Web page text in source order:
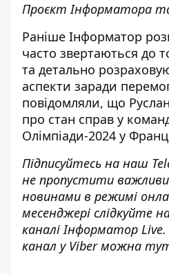
Проєкт Інформатора та
Раніше Інформатор
часто звертаються до
та детально
аспекти заради
повідомляли, що
про стан справ у
Олімпіади-2024 у
Підписуйтесь на наш
не пропустити
новинами в режимі
месенджері слідкуйте
каналіІнформатор Live.
канал у Viber можна